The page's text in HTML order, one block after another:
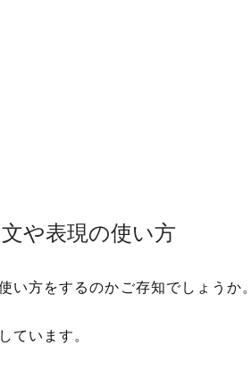
や表現の使い方
い方をするのかご存知でしょうか。
ています。